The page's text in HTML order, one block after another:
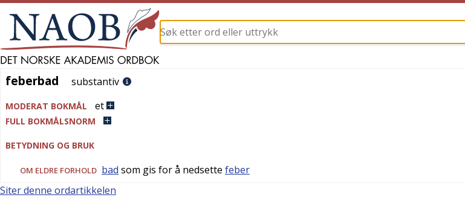
feberbad
feberbad substantiv
MODERAT BOKMÅL et
FULL BOKMÅLSNORM
BETYDNING OG BRUK
OM ELDRE FORHOLD bad som gis for å nedsette feber
Siter denne ordartikkelen